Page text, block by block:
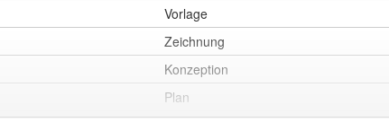
Vorlage
Zeichnung
Konzeption
Plan